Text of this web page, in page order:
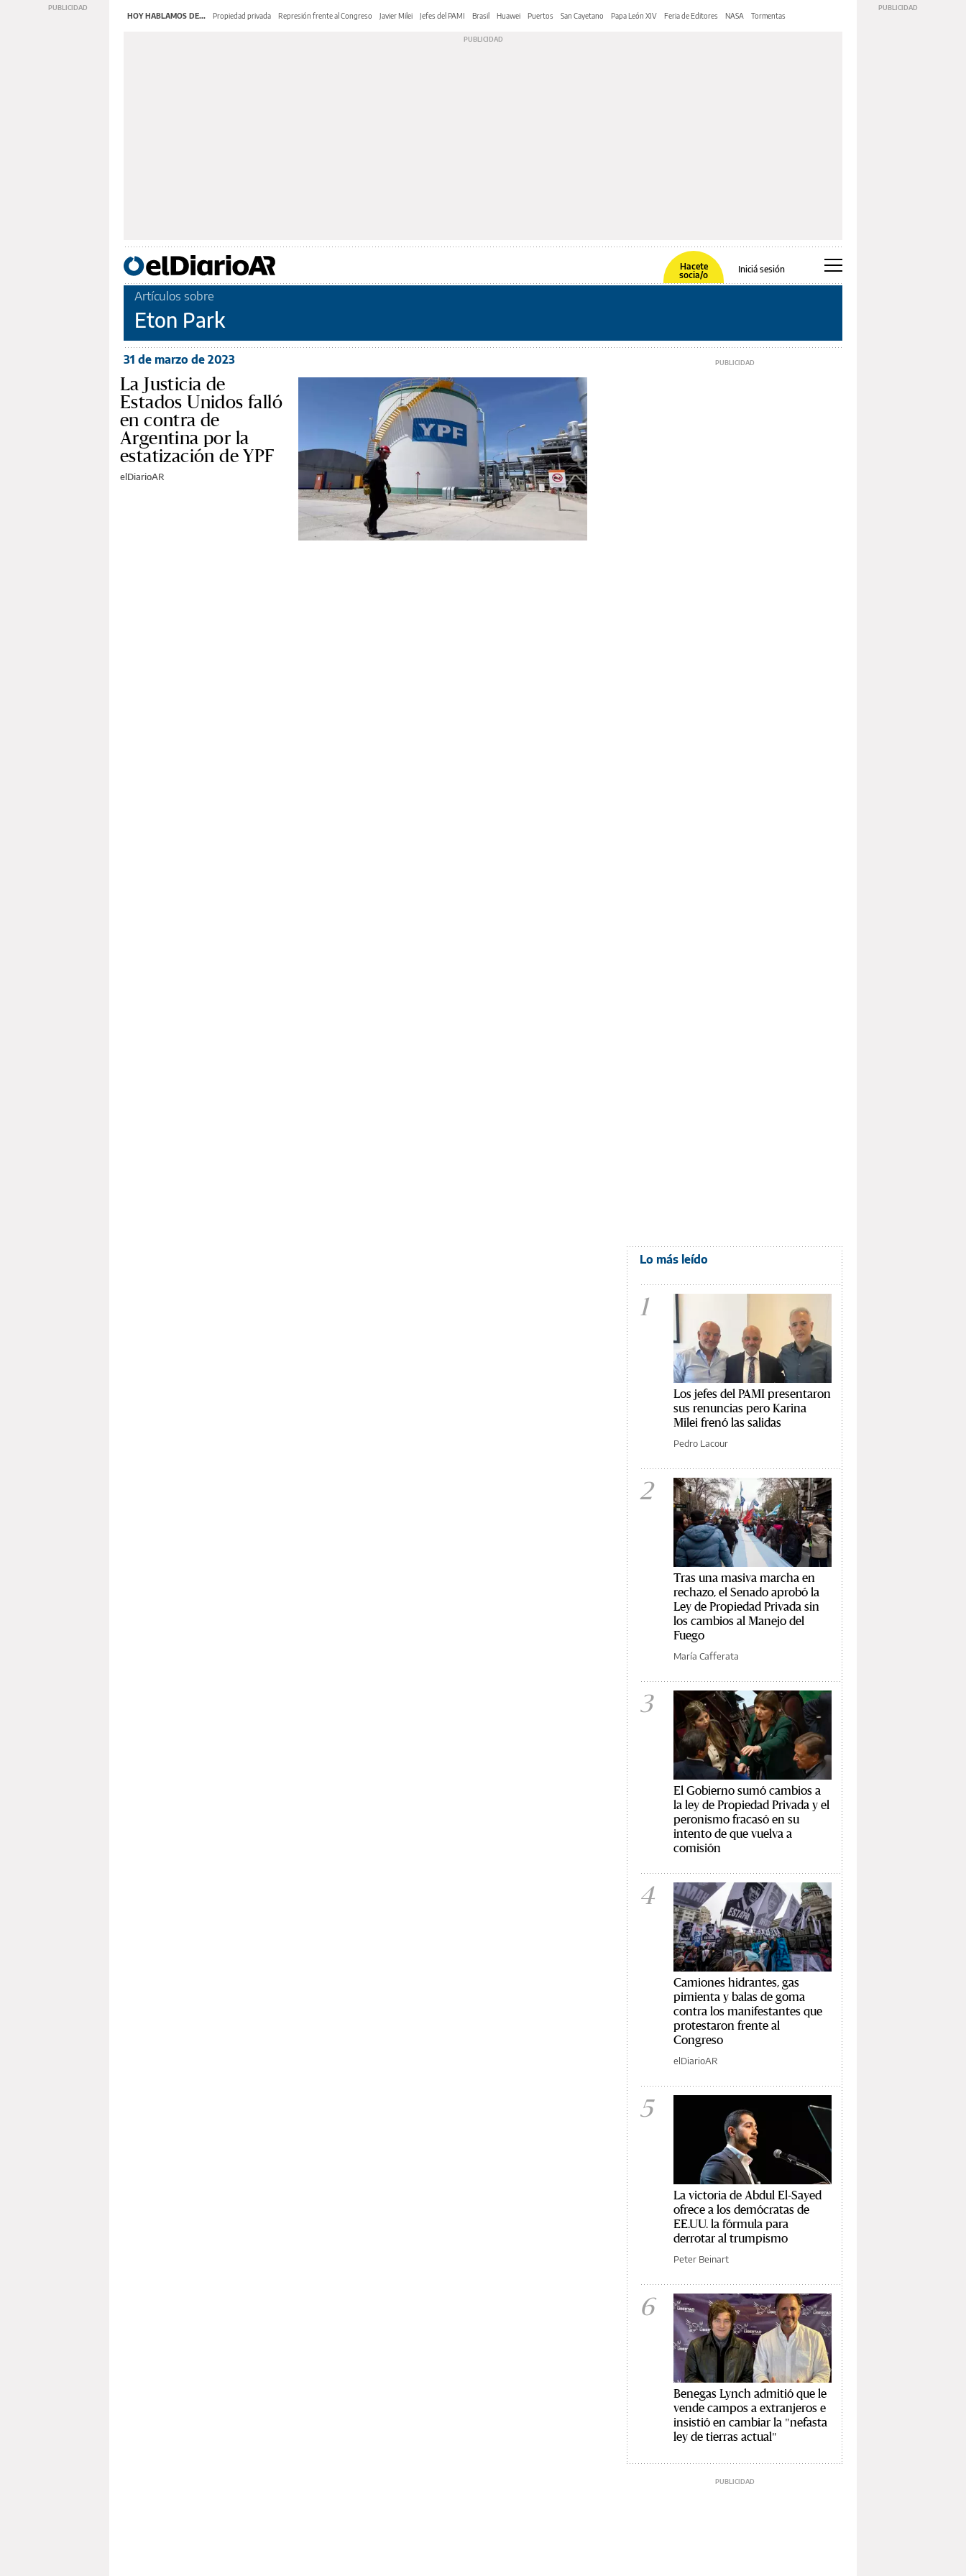
HOY HABLAMOS DE... Propiedad privada Represión frente al Congreso Javier Milei Jefes del PAMI Brasil Huawei Puertos San Cayetano Papa León XIV Feria de Editores NASA Tormentas
Hacete
socia/o
Iniciá sesión
Artículos sobre
Eton Park
31 de marzo de 2023
La Justicia de
Estados Unidos falló
en contra de
Argentina por la
estatización de YPF
elDiarioAR
Lo más leído
1
Los jefes del PAMI presentaron
sus renuncias pero Karina
Milei frenó las salidas
Pedro Lacour
2
Tras una masiva marcha en
rechazo, el Senado aprobó la
Ley de Propiedad Privada sin
los cambios al Manejo del
Fuego
María Cafferata
3
El Gobierno sumó cambios a
la ley de Propiedad Privada y el
peronismo fracasó en su
intento de que vuelva a
comisión
4
Camiones hidrantes, gas
pimienta y balas de goma
contra los manifestantes que
protestaron frente al
Congreso
elDiarioAR
5
La victoria de Abdul El-Sayed
ofrece a los demócratas de
EE.UU. la fórmula para
derrotar al trumpismo
Peter Beinart
6
Benegas Lynch admitió que le
vende campos a extranjeros e
insistió en cambiar la "nefasta
ley de tierras actual"